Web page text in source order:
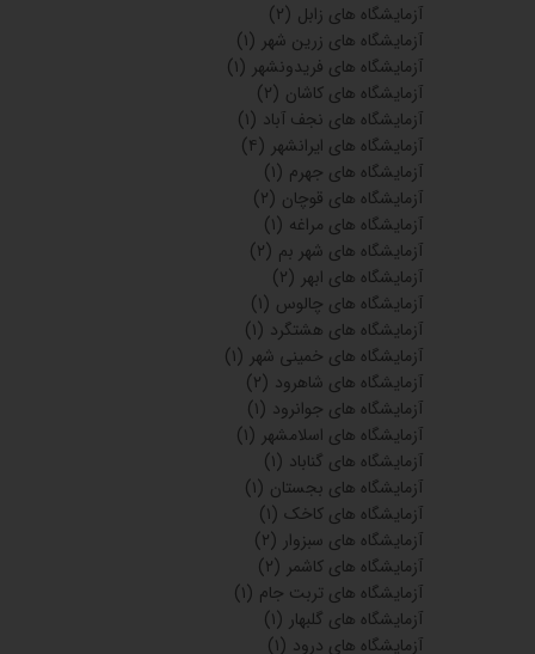
آزمایشگاه های هادیشهر
آزمایشگاه های بهبهان (۲)
آزمایشگاه های خورموج (۲)
آزمایشگاه های کردستان (۴)
آزمایشگاه های گلپایگان (۴)
آزمایشگاه های خرم آباد
(۵)
آزمایشگاه های زرین شهر
آزمایشگاه های شهریار (۳)
آزمایشگاه های بروجرد (۱)
آزمایشگاه های مراغه (۱)
آزمایشگاه های شبستر (۱)
آزمایشگاه های آذربایجان شرقی
آزمایشگاه های شوشتر (۱)
آزمایشگاه های لاهیجان (۷)
آزمایشگاه های آستارا (۱)
آزمایشگاه های کلاچای (۱)
آزمایشگاه های رودسر (۱)
آزمایشگاه های لنگرود (۱)
آزمایشگاه های زابل
(۲)
آزمایشگاه های زرین شهر (۱)
آزمایشگاه های فریدونشهر
آزمایشگاه های کاشان (۲)
آزمایشگاه های نجف آباد (۱)
آزمایشگاه های ایرانشهر (۴)
آزمایشگاه های جهرم (۱)